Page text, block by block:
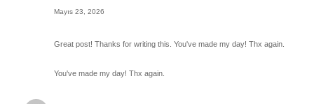
Mayıs 23, 2026
Great post! Thanks for writing this. You've made my day! Thx again.
You've made my day! Thx again.